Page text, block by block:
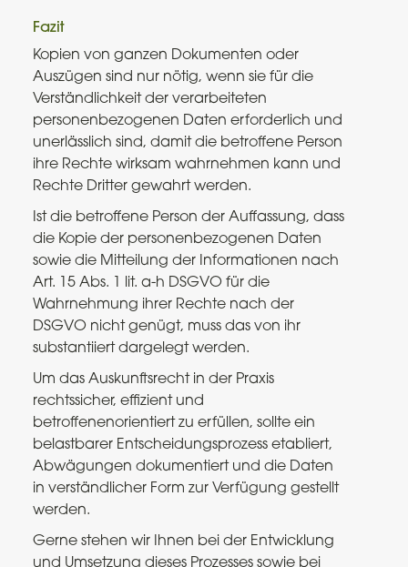
Fazit
Kopien von ganzen Dokumenten oder
Auszügen sind nur nötig, wenn sie für die
Verständlichkeit der verarbeiteten
personenbezogenen Daten erforderlich und
unerlässlich sind, damit die betroffene Person
ihre Rechte wirksam wahrnehmen kann und
Rechte Dritter gewahrt werden.
Ist die betroffene Person der Auffassung, dass
die Kopie der personenbezogenen Daten
sowie die Mitteilung der Informationen nach
Art. 15 Abs. 1 lit. a-h DSGVO für die
Wahrnehmung ihrer Rechte nach der
DSGVO nicht genügt, muss das von ihr
substantiiert dargelegt werden.
Um das Auskunftsrecht in der Praxis
rechtssicher, effizient und
betroffenenorientiert zu erfüllen, sollte ein
belastbarer Entscheidungsprozess etabliert,
Abwägungen dokumentiert und die Daten
in verständlicher Form zur Verfügung gestellt
werden.
Gerne stehen wir Ihnen bei der Entwicklung
und Umsetzung dieses Prozesses sowie bei